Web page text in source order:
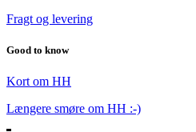
Fragt og levering
Good to know
Kort om HH
Længere smøre om HH :-)